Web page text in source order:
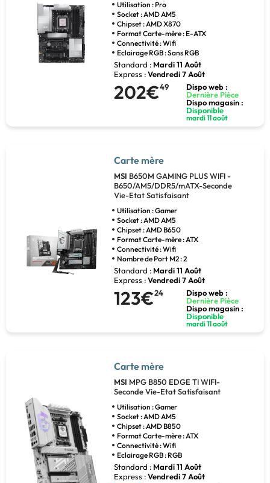
Utilisation : Pro
Socket : AMD AM5
Chipset : AMD X870
Format Carte-mère : E-ATX
Connectivité : Wifi
Eclairage RGB : Sans RGB
Standard : Mardi 11 Août
Express :Vendredi 7 Août
202€49
Dispo web :
Dernière Pièce
Dispo magasin :
Disponible
mardi 11 août
Carte mère
MSI B650M GAMING PLUS WIFI -
B650/AM5/DDR5/mATX-Seconde
Vie-Etat Satisfaisant
Utilisation : Gamer
Socket : AMD AM5
Chipset : AMD B650
Format Carte-mère : ATX
Connectivité : Wifi
Nombre de Port M2 : 2
Standard : Mardi 11 Août
Express :Vendredi 7 Août
123€24
Dispo web :
Dernière Pièce
Dispo magasin :
Disponible
mardi 11 août
Carte mère
MSI MPG B850 EDGE TI WIFI-
Seconde Vie-Etat Satisfaisant
Utilisation : Gamer
Socket : AMD AM5
Chipset : AMD B850
Format Carte-mère : ATX
Connectivité : Wifi
Eclairage RGB : RGB
Standard : Mardi 11 Août
Express :Vendredi 7 Août